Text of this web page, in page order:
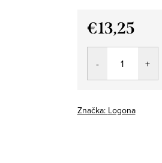
€13,25
Jednotková
Značka: Logona